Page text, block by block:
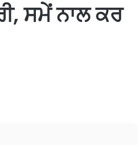
ਸਮੇਂ ਨਾਲ ਕਰ